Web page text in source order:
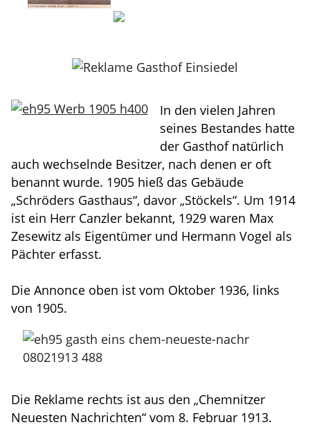
In den vielen Jahren
seines Bestandes hatte
der Gasthof natürlich
auch wechselnde Besitzer, nach denen er oft
benannt wurde. 1905 hieß das Gebäude
„Schröders Gasthaus“, davor „Stöckels“. Um 1914
ist ein Herr Canzler bekannt, 1929 waren Max
Zesewitz als Eigentümer und Hermann Vogel als
Pächter erfasst.
Die Annonce oben ist vom Oktober 1936, links
von 1905.
Die Reklame rechts ist aus den „Chemnitzer
Neuesten Nachrichten“ vom 8. Februar 1913.